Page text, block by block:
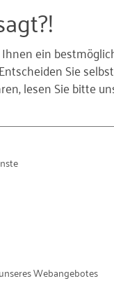
über längere
In
Dauer zu
die Sie
Regeln zur
an
ein
Sie
lesen Sie bitte
Webangebotes